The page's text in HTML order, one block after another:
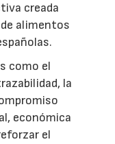
creada
alimentos
como el
la
económica
el